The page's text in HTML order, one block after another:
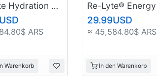
Re-Lyte Hydration Support Capsules (120 Count Bottle)
ARS
Warenkorb
29.99USD
≈ 45,584.80$ ARS
In den Warenkorb